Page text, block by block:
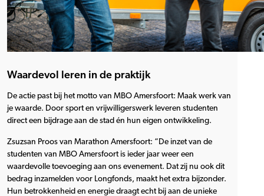
Waardevol leren in de praktijk
De actie past bij het motto van MBO Amersfoort: Maak werk van
je waarde. Door sport en vrijwilligerswerk leveren studenten
direct een bijdrage aan de stad én hun eigen ontwikkeling.
Zsuzsan Proos van Marathon Amersfoort: “De inzet van de
studenten van MBO Amersfoort is ieder jaar weer een
waardevolle toevoeging aan ons evenement. Dat zij nu ook dit
bedrag inzamelden voor Longfonds, maakt het extra bijzonder.
Hun betrokkenheid en energie draagt echt bij aan de unieke